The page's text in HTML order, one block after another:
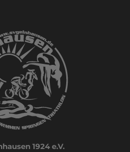
1924 e.V.